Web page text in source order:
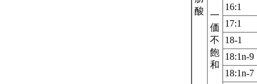
酸
一
価
不
飽
和
16:1
17:1
18-1
18:1n-9
18:1n-7